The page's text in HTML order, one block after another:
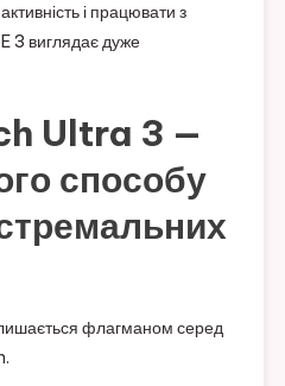
і працювати з
3 виглядає дуже
Ultra 3 —
способу
флагманом серед